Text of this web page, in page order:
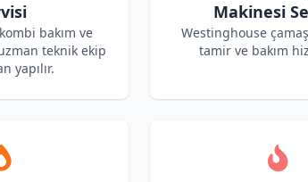
bakım ve
teknik ekip
yapılır.
Makinesi
Westinghouse
tamir ve bakım